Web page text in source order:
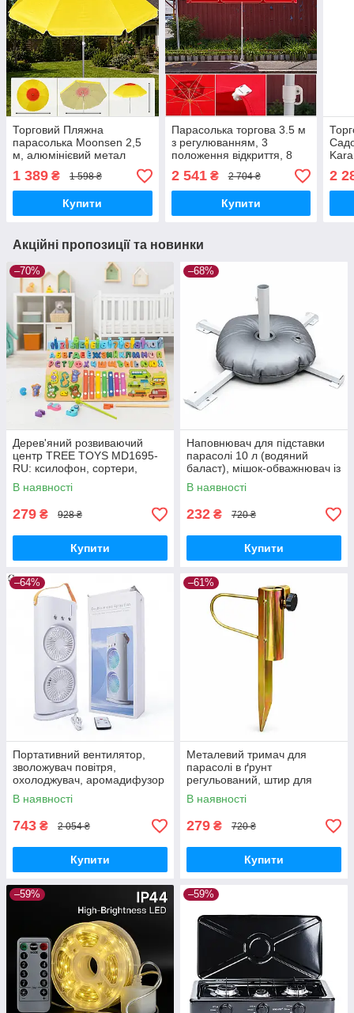
Торговий Пляжна
парасолька Moonsen 2,5
м, алюмінієвий метал
1 389 ₴ 1 598 ₴
Купити
Парасолька торгова 3.5 м
з регулюванням, 3
положення відкриття, 8
посилених спиць
2 541₴ 2 704 ₴
Купити
2
Акційні пропозиції та новинки
–70%
Дерев'яний розвиваючий
центр TREE TOYS MD1695-
RU: ксилофон, сортери,
рибальство, 10 рибок
В наявності
279 ₴ 928 ₴
Купити
–68%
Наповнювач для підставки
парасолі 10 л (водяний
баласт), мішок-обважнювач із
клапаном
В наявності
232 ₴ 720 ₴
Купити
–64%
Портативний вентилятор,
зволожувач повітря,
охолоджувач, аромадифузор
FH-666
В наявності
743 ₴ 2 054 ₴
Купити
–61%
Металевий тримач для
парасолі в ґрунт
регульований, штир для
садової парасолі з
фіксатором
В наявності
279 ₴ 720 ₴
Купити
–59% –59%